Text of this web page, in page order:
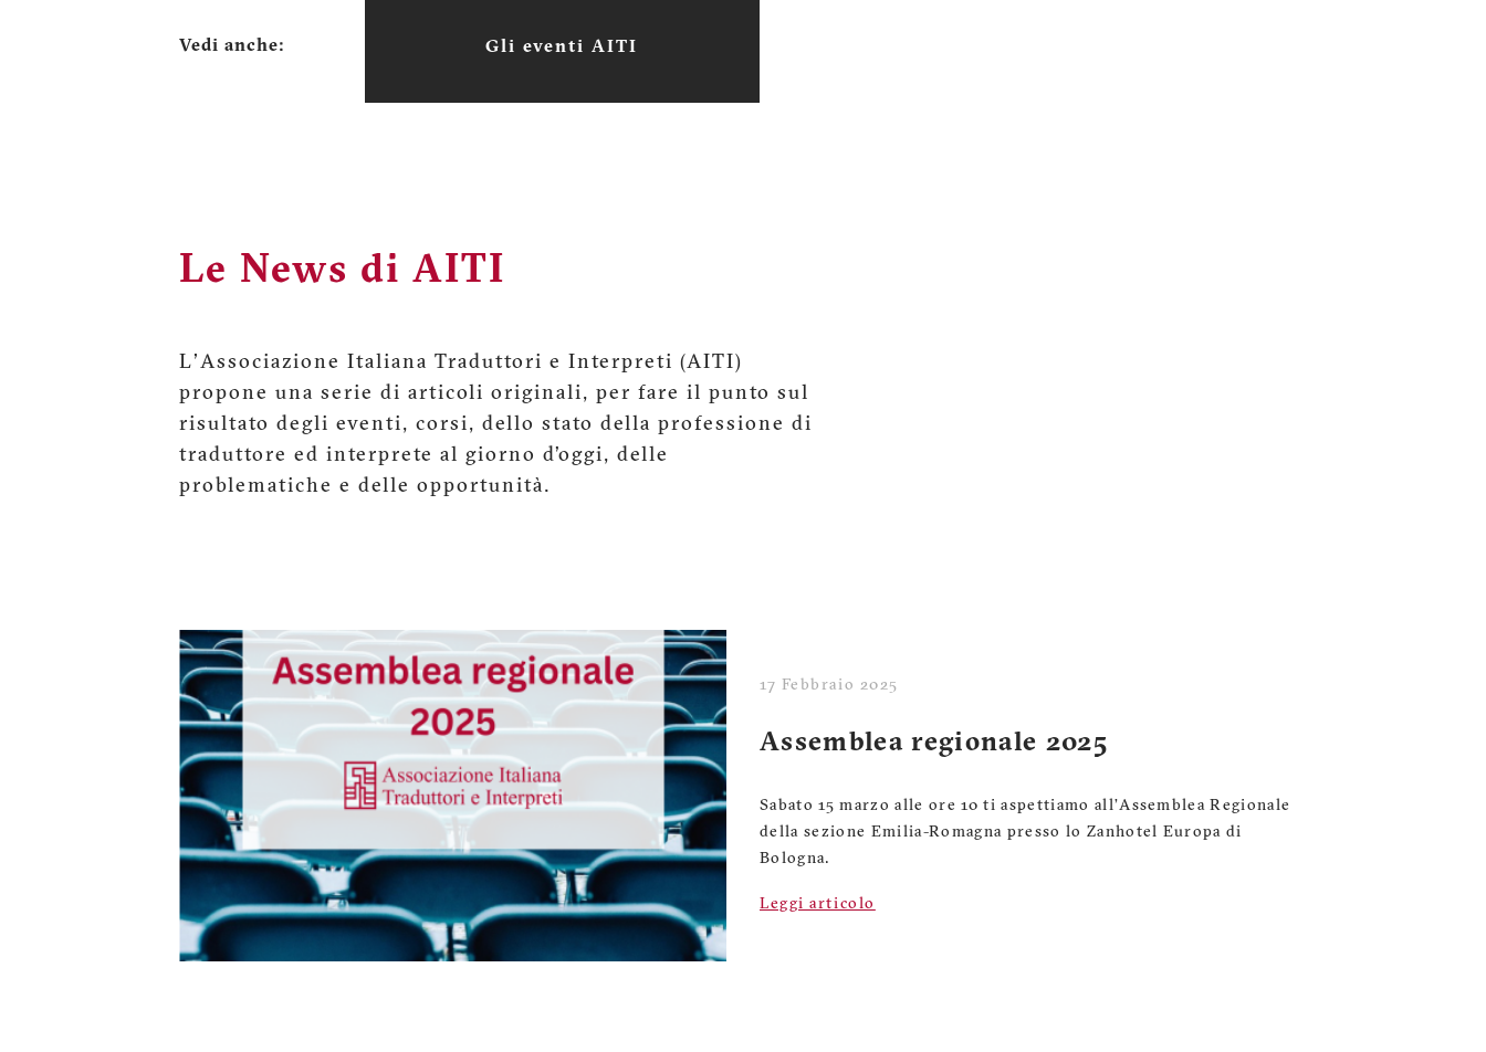
Vedi anche: Gli eventi AITI
Le News di AITI
L'Associazione Italiana Traduttori e Interpreti (AITI)
propone una serie di articoli originali, per fare il punto sul
risultato degli eventi, corsi, dello stato della professione di
traduttore ed interprete al giorno d’oggi, delle
problematiche e delle opportunità.
17 Febbraio 2025
Assemblea regionale 2025
Sabato 15 marzo alle ore 10 ti aspettiamo all’Assemblea Regionale
della sezione Emilia-Romagna presso lo Zanhotel Europa di
Bologna.
Leggi articolo